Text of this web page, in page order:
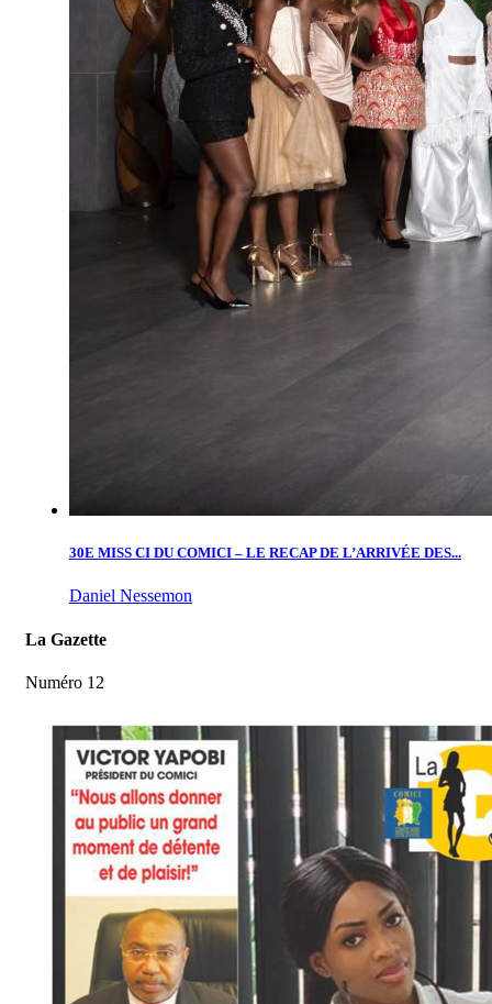
30E MISS CI DU COMICI – LE RECAP DE L’ARRIVÉE DES...
Daniel Nessemon
La Gazette
Numéro 12